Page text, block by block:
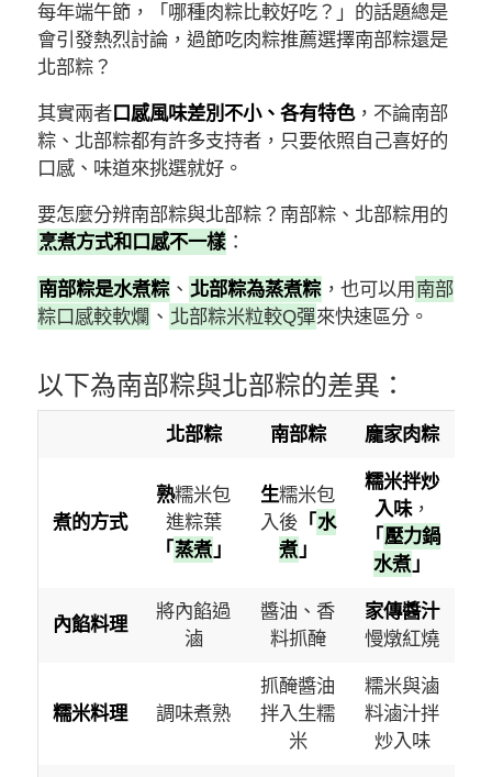
每年端午節，「哪種肉粽比較好吃？」的話題總是
會引發熱烈討論，過節吃肉粽推薦選擇南部粽還是
北部粽？
其實兩者口感風味差別不小、各有特色，不論南部
粽、北部粽都有許多支持者，只要依照自己喜好的
口感、味道來挑選就好。
要怎麼分辨南部粽與北部粽？南部粽、北部粽用的
烹煮方式和口感不一樣：
南部粽是水煮粽 、 北部粽為蒸煮粽 ，也可以用 南部
粽口感較軟爛 、 北部粽米粒較Q彈來快速區分。
以下為南部粽與北部粽的差異：
北部粽 南部粽 龐家肉粽
煮的方式
熟糯米包
進粽葉
「 蒸煮 」
生糯米包
入後「 水
煮 」
糯米拌炒
入味，
「 壓力鍋
水煮 」
內餡料理
將內餡過
滷
醬油、香
料抓醃
家傳醬汁
慢燉紅燒
糯米料理 調味煮熟
抓醃醬油
拌入生糯
米
糯米與滷
料滷汁拌
炒入味